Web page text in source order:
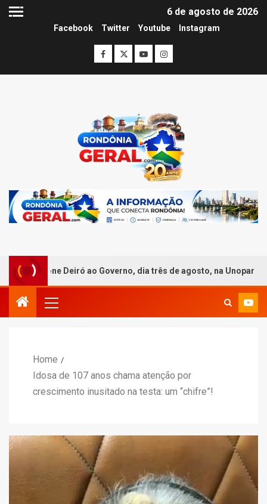
6 de agosto de 2026
Facebook Twitter Youtube Instagram
Deiró ao Governo, dia três de agosto, na Unopar
Home
Idosa de 107 anos chama atenção por
crescimento inusitado na testa: um “chifre”!